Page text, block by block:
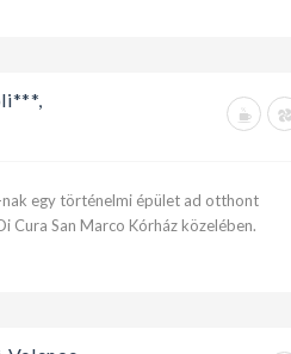
nak egy történelmi épület ad otthont
Cura San Marco Kórház közelében.